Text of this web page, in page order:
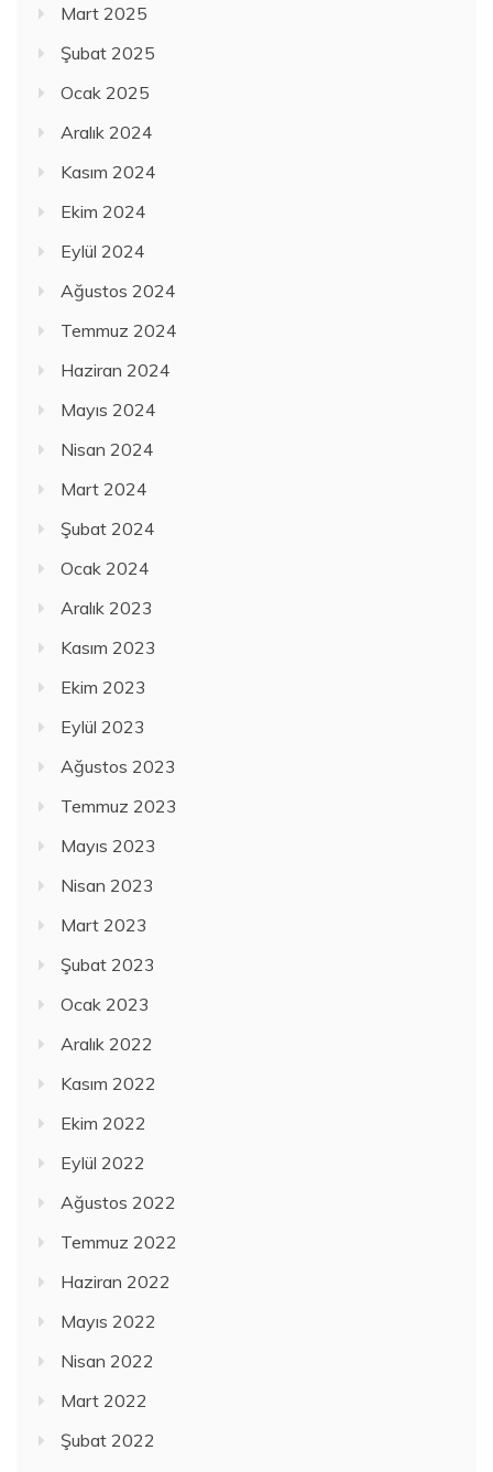
Mart 2025
Şubat 2025
Ocak 2025
Aralık 2024
Kasım 2024
Ekim 2024
Eylül 2024
Ağustos 2024
Temmuz 2024
Haziran 2024
Mayıs 2024
Nisan 2024
Mart 2024
Şubat 2024
Ocak 2024
Aralık 2023
Kasım 2023
Ekim 2023
Eylül 2023
Ağustos 2023
Temmuz 2023
Mayıs 2023
Nisan 2023
Mart 2023
Şubat 2023
Ocak 2023
Aralık 2022
Kasım 2022
Ekim 2022
Eylül 2022
Ağustos 2022
Temmuz 2022
Haziran 2022
Mayıs 2022
Nisan 2022
Mart 2022
Şubat 2022